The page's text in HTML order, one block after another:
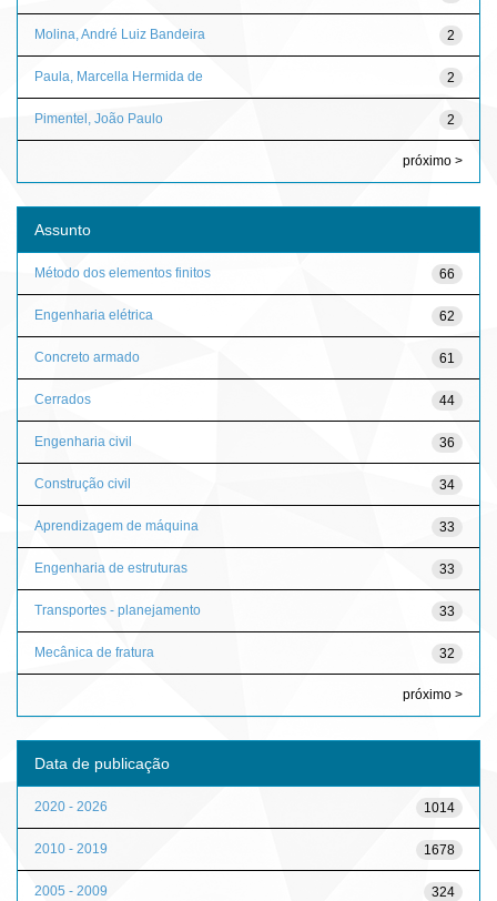
2
Molina, André Luiz Bandeira
2
Paula, Marcella Hermida de
2
Pimentel, João Paulo
próximo >
Assunto
66
Método dos elementos finitos
62
Engenharia elétrica
61
Concreto armado
44
Cerrados
36
Engenharia civil
34
Construção civil
33
Aprendizagem de máquina
33
Engenharia de estruturas
33
Transportes - planejamento
32
Mecânica de fratura
próximo >
Data de publicação
1014
2020 - 2026
1678
2010 - 2019
324
2005 - 2009